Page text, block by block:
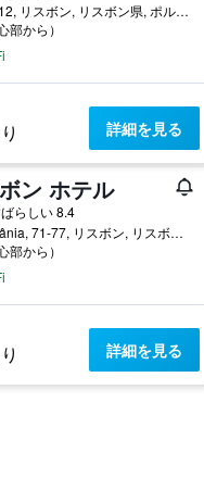
Rua Castilho 6-12, リスボン, リスボン県, ポルトガル
部から）
詳細を見る
ン ホテル
らしい 8.4
Rua Dona Estefânia, 71-77, リスボン, リスボン県, ポルトガル
部から）
詳細を見る